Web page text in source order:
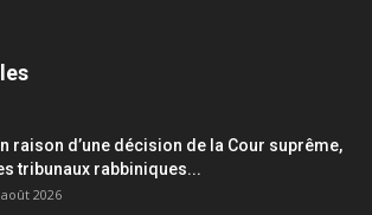
raison d’une décision de la Cour suprême,
tribunaux rabbiniques...
août 2026